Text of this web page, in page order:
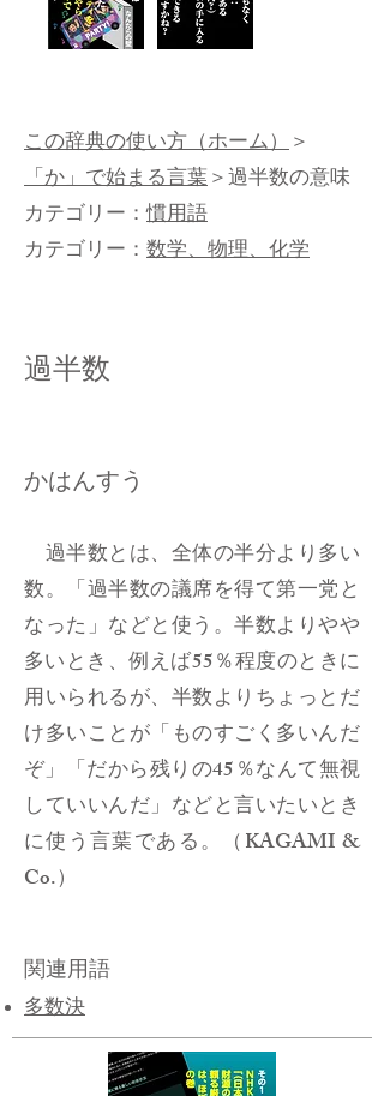
この辞典の使い方（ホーム）＞
「か」で始まる言葉＞過半数の意味
カテゴリー：慣用語
カテゴリー： 数学、物理、化学
過半数
かはんすう
過半数とは、全体の半分より多い
数。「過半数の議席を得て第一党と
なった」などと使う。半数よりやや
多いとき、例えば55％程度のときに
用いられるが、半数よりちょっとだ
け多いことが「ものすごく多いんだ
ぞ」「だから残りの45％なんて無視
していいんだ」などと言いたいとき
に使う言葉である。（KAGAMI &
Co.）
関連用語
多数決